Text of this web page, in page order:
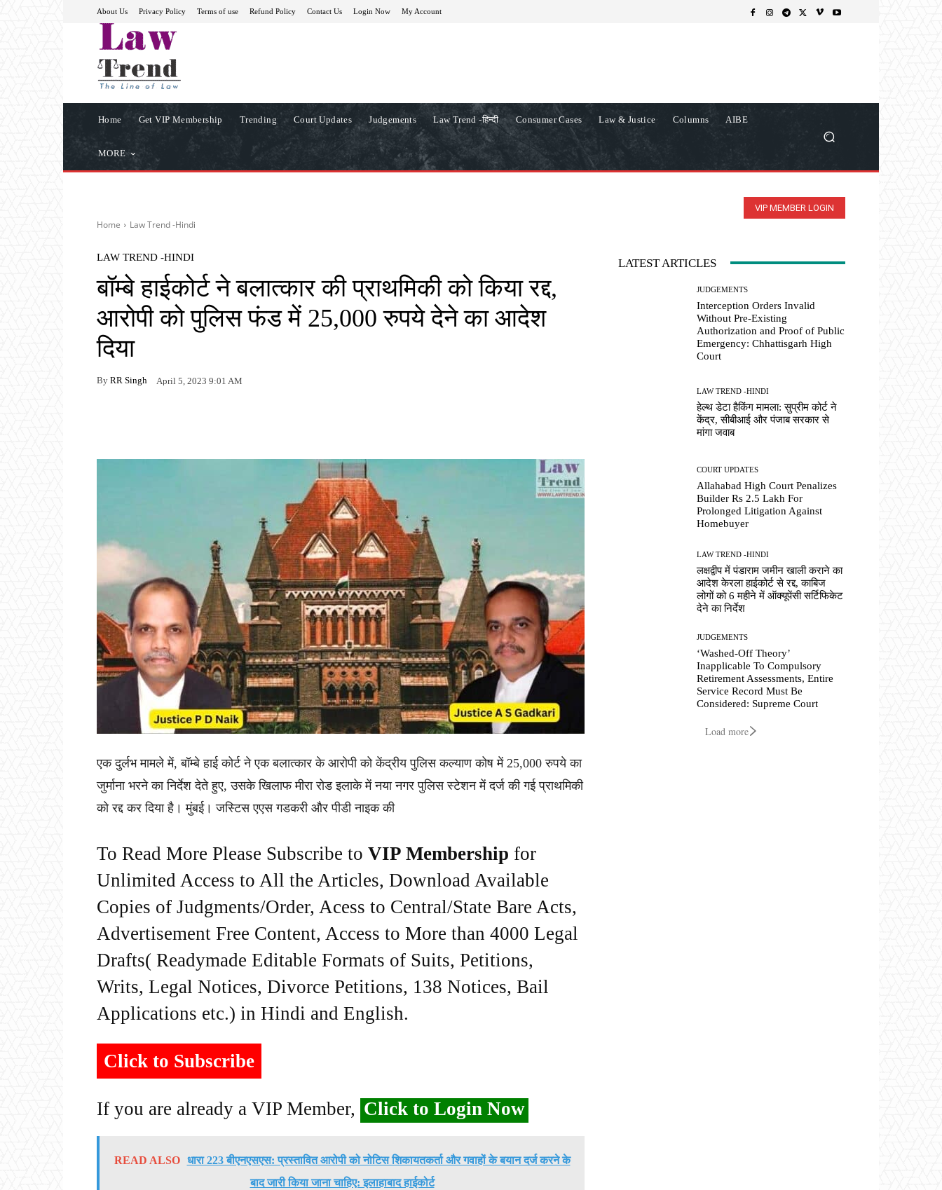
About Us Privacy Policy Terms of use Refund Policy Contact Us Login Now My Account
Home Get VIP Membership Trending Court Updates Judgements Law Trend -हिन्दी Consumer Cases Law & Justice Columns AIBE
MORE
VIP MEMBER LOGIN
Home Law Trend -Hindi
LAW TREND -HINDI
बॉम्बे हाईकोर्ट ने बलात्कार की प्राथमिकी को किया रद्द,
आरोपी को पुलिस फंड में 25,000 रुपये देने का आदेश
दिया
By RR Singh April 5, 2023 9:01 AM
एक दुर्लभ मामले में, बॉम्बे हाई कोर्ट ने एक बलात्कार के आरोपी को केंद्रीय पुलिस कल्याण कोष में 25,000 रुपये का
जुर्माना भरने का निर्देश देते हुए, उसके खिलाफ मीरा रोड इलाके में नया नगर पुलिस स्टेशन में दर्ज की गई प्राथमिकी
को रद्द कर दिया है। मुंबई। जस्टिस एएस गडकरी और पीडी नाइक की
To Read More Please Subscribe to VIP Membership for
Unlimited Access to All the Articles, Download Available
Copies of Judgments/Order, Acess to Central/State Bare Acts,
Advertisement Free Content, Access to More than 4000 Legal
Drafts( Readymade Editable Formats of Suits, Petitions,
Writs, Legal Notices, Divorce Petitions, 138 Notices, Bail
Applications etc.) in Hindi and English.
Click to Subscribe
If you are already a VIP Member, Click to Login Now
READ ALSO
धारा 223 बीएनएसएस: प्रस्तावित आरोपी को नोटिस शिकायतकर्ता और गवाहों के बयान दर्ज करने के
बाद जारी किया जाना चाहिए: इलाहाबाद हाईकोर्ट
LATEST ARTICLES
JUDGEMENTS
Interception Orders Invalid
Without Pre-Existing
Authorization and Proof of Public
Emergency: Chhattisgarh High
Court
LAW TREND -HINDI
हेल्थ डेटा हैकिंग मामला: सुप्रीम कोर्ट ने
केंद्र, सीबीआई और पंजाब सरकार से
मांगा जवाब
COURT UPDATES
Allahabad High Court Penalizes
Builder Rs 2.5 Lakh For
Prolonged Litigation Against
Homebuyer
LAW TREND -HINDI
लक्षद्वीप में पंडाराम जमीन खाली कराने का
आदेश केरला हाईकोर्ट से रद्द, काबिज
लोगों को 6 महीने में ऑक्यूपेंसी सर्टिफिकेट
देने का निर्देश
JUDGEMENTS
‘Washed-Off Theory’
Inapplicable To Compulsory
Retirement Assessments, Entire
Service Record Must Be
Considered: Supreme Court
Load more